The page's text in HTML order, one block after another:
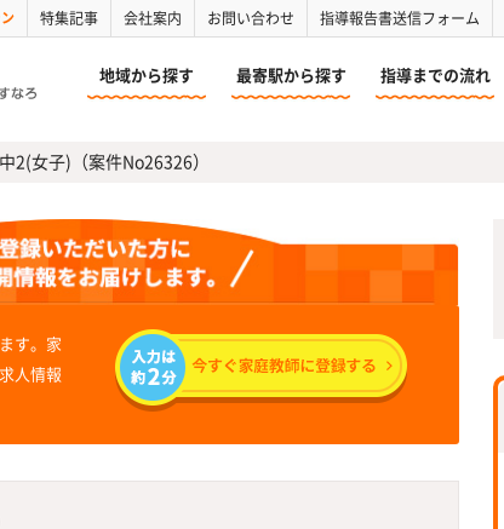
特集記事 会社案内 お問い合わせ 指導報告書送信フォーム
地域から探す 最寄駅から探す 指導までの流れ
2(女子)（案件No26326）
す。家
人情報